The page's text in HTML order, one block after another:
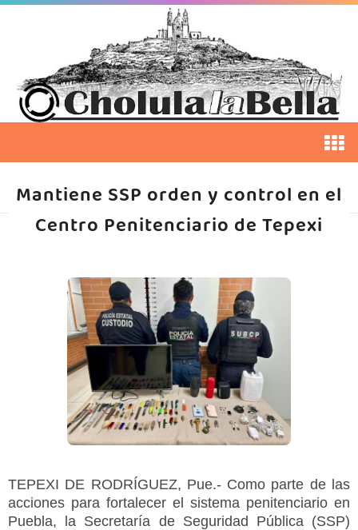
Mantiene SSP orden y control en el
Centro Penitenciario de Tepexi
TEPEXI DE RODRÍGUEZ, Pue.- Como parte de las
acciones para fortalecer el sistema penitenciario en
Puebla, la Secretaría de Seguridad Pública (SSP)